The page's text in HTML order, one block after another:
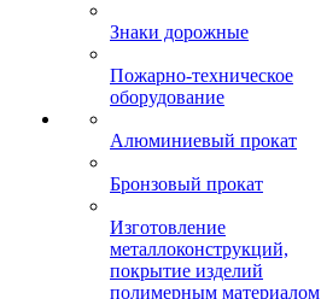
Знаки дорожные
Пожарно-техническое
оборудование
Алюминиевый прокат
Бронзовый прокат
Изготовление
металлоконструкций,
покрытие изделий
полимерным материалом